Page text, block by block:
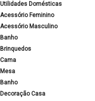
Utilidades Domésticas
Acessório Feminino
Acessório Masculino
Banho
Brinquedos
Cama
Mesa
Banho
Decoração Casa